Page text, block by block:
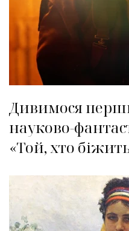
Дивимося
науково-
«Той, хто